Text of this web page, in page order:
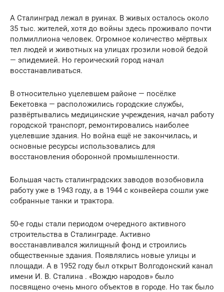
А Сталинград лежал в руинах. В живых осталось около
35 тыс. жителей, хотя до войны здесь проживало почти
полмиллиона человек. Огромное количество мёртвых
тел людей и животных на улицах грозили новой бедой
— эпидемией. Но героический город начал
восстанавливаться.
В относительно уцелевшем районе — посёлке
Бекетовка — расположились городские службы,
развёртывались медицинские учреждения, начал работу
городской транспорт, ремонтировались наиболее
уцелевшие здания. Но война ещё не закончилась, и
основные ресурсы использовались для
восстановления оборонной промышленности.
Большая часть сталинградских заводов возобновила
работу уже в 1943 году, а в 1944 с конвейера сошли уже
собранные танки и трактора.
50-е годы стали периодом очередного активного
строительства в Сталинграде. Активно
восстанавливался жилищный фонд и строились
общественные здания. Появлялись новые улицы и
площади. А в 1952 году был открыт Волгодонский канал
имени И. В. Сталина . «Вождю народов» было
посвящено очень много объектов в городе. Но так было